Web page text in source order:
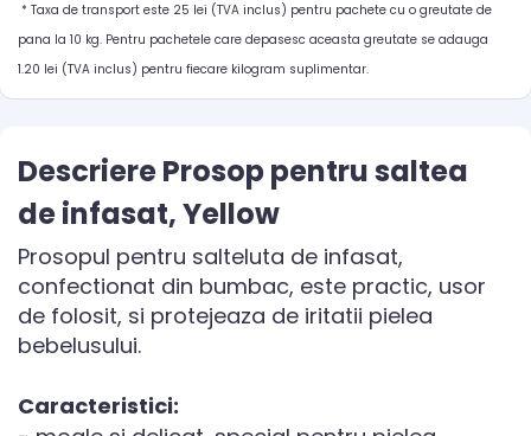
* Taxa de transport este 25 lei (TVA inclus) pentru pachete cu o greutate de
pana la 10 kg. Pentru pachetele care depasesc aceasta greutate se adauga
1.20 lei (TVA inclus) pentru fiecare kilogram suplimentar.
Descriere Prosop pentru saltea
de infasat, Yellow
Prosopul pentru salteluta de infasat,
confectionat din bumbac, este practic, usor
de folosit, si protejeaza de iritatii pielea
bebelusului.
Caracteristici: